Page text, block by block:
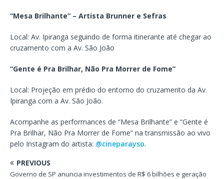
“Mesa Brilhante” – Artista Brunner e Sefras
Local: Av. Ipiranga seguindo de forma itinerante até chegar ao
cruzamento com a Av. São João
“Gente é Pra Brilhar, Não Pra Morrer de Fome”
Local: Projeção em prédio do entorno do cruzamento da Av.
Ipiranga com a Av. São João.
Acompanhe as performances de “Mesa Brilhante” e “Gente é
Pra Brilhar, Não Pra Morrer de Fome” na transmissão ao vivo
pelo Instagram do artista: @cineparayso.
PREVIOUS
Governo de SP anuncia investimentos de R$ 6 bilhões e geração